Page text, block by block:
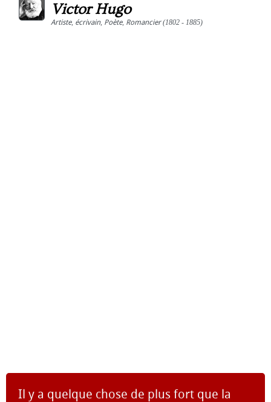
Victor Hugo
Artiste, écrivain, Poète, Romancier(1802 - 1885)
Il y a quelque chose de plus fort que la